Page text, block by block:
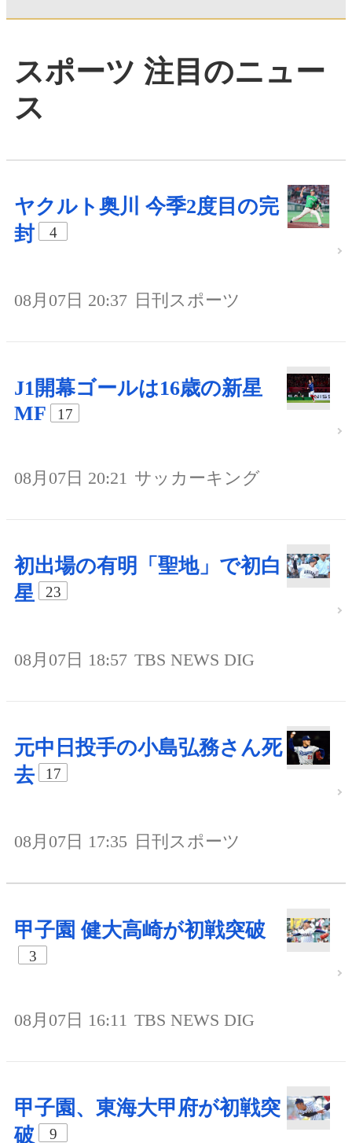
スポーツ 注目のニュー
ス
ヤクルト奥川 今季2度目の完
封
4
08月07日 20:37 日刊スポーツ
J1開幕ゴールは16歳の新星
MF
17
08月07日 20:21 サッカーキング
初出場の有明「聖地」で初白
星
23
08月07日 18:57 TBS NEWS DIG
元中日投手の小島弘務さん死
去
17
08月07日 17:35 日刊スポーツ
甲子園 健大高崎が初戦突破
3
08月07日 16:11 TBS NEWS DIG
甲子園、東海大甲府が初戦突
破
9